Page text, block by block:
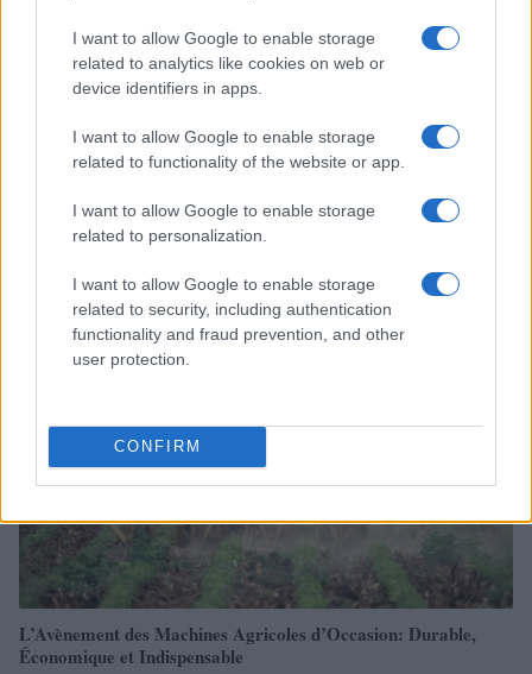
I want to allow Google to enable storage
related to analytics like cookies on web or
device identifiers in apps.
I want to allow Google to enable storage
related to functionality of the website or app.
I want to allow Google to enable storage
related to personalization.
I want to allow Google to enable storage
related to security, including authentication
functionality and fraud prevention, and other
user protection.
CONFIRM
Une avancée majeure au Sénat : un compromis sur la
Infos Rédaction · 9 Nov 2023
FRANCE
L’Avènement des Machines Agricoles d’Occasion: Durable,
Économique et Indispensable